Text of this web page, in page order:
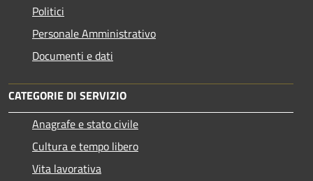
Politici
Personale Amministrativo
Documenti e dati
CATEGORIE DI SERVIZIO
Anagrafe e stato civile
Cultura e tempo libero
Vita lavorativa